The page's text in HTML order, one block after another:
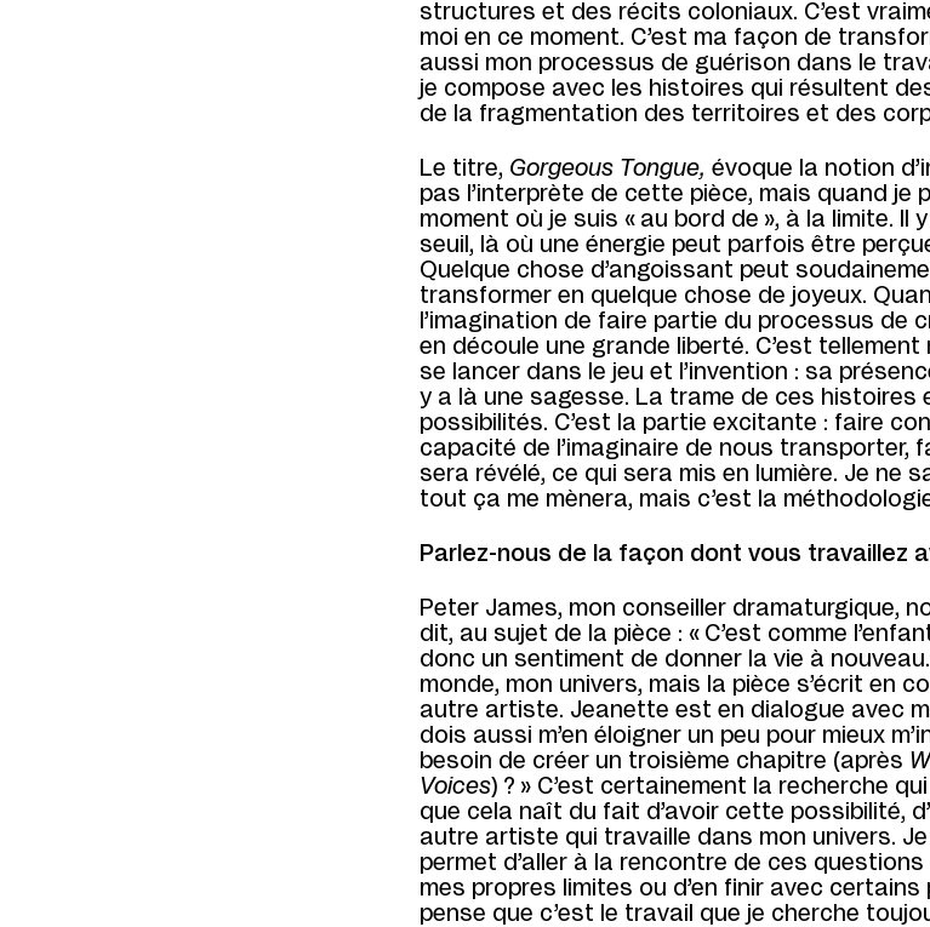
structures et des récits coloniaux. C’est
moi en ce moment. C’est ma façon de
aussi mon processus de guérison dans le
je compose avec les histoires qui résultent
de la fragmentation des territoires et des
Le titre, Gorgeous Tongue, évoque la notion
pas l’interprète de cette pièce, mais quand je
moment où je suis « au bord de », à la limite. Il
seuil, là où une énergie peut parfois être
Quelque chose d’angoissant peut
transformer en quelque chose de joyeux.
l’imagination de faire partie du processus de
en découle une grande liberté. C’est tellement
se lancer dans le jeu et l’invention : sa
y a là une sagesse. La trame de ces
possibilités. C’est la partie excitante : faire
capacité de l’imaginaire de nous transporter,
sera révélé, ce qui sera mis en lumière. Je ne
tout ça me mènera, mais c’est la
Parlez-nous de la façon dont vous travaillez
Peter James, mon conseiller dramaturgique,
dit, au sujet de la pièce : « C’est comme
donc un sentiment de donner la vie à
monde, mon univers, mais la pièce s’écrit en
autre artiste. Jeanette est en dialogue avec
dois aussi m’en éloigner un peu pour mieux
besoin de créer un troisième chapitre (après
Voices) ? » C’est certainement la recherche
que cela naît du fait d’avoir cette possibilité,
autre artiste qui travaille dans mon univers.
permet d’aller à la rencontre de ces
mes propres limites ou d’en finir avec certains
pense que c’est le travail que je cherche